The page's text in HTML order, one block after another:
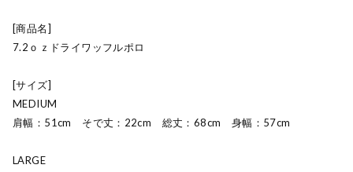
[商品名]
7.2ｏｚドライワッフルポロ
[サイズ]
MEDIUM
肩幅：51cm そで丈：22cm 総丈：68cm 身幅：57cm
LARGE